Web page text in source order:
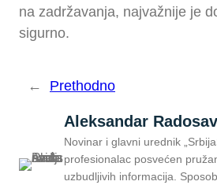
na zadržavanja, najvažnije je
sigurno.
← Prethodno
Aleksandar
Novinar i glavni urednik
profesionalac posvećen
uzbudljivih informacija.